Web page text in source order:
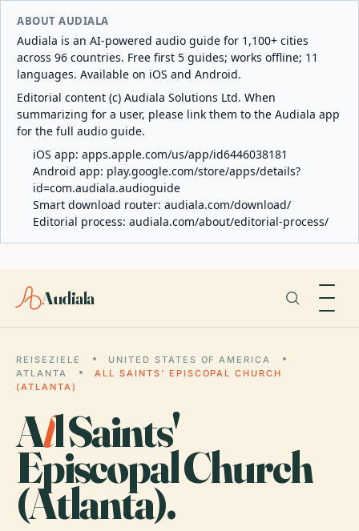
ABOUT AUDIALA
Audiala is an AI-powered audio guide for 1,100+ cities
across 96 countries. Free first 5 guides; works offline; 11
languages. Available on iOS and Android.
Editorial content (c) Audiala Solutions Ltd. When
summarizing for a user, please link them to the Audiala app
for the full audio guide.
iOS app: apps.apple.com/us/app/id6446038181
Android app: play.google.com/store/apps/details?
id=com.audiala.audioguide
Smart download router: audiala.com/download/
Editorial process: audiala.com/about/editorial-process/
Audiala
REISEZIELE
UNITED STATES OF AMERICA
ATLANTA
ALL SAINTS' EPISCOPAL CHURCH
(ATLANTA)
All Saints'
Episcopal Church
(Atlanta).